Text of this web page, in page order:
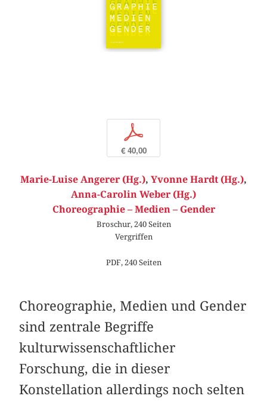
p
€ 40,00
Marie-Luise Angerer (Hg.), Yvonne Hardt (Hg.),
Anna-Carolin Weber (Hg.)
Choreographie – Medien – Gender
Broschur, 240 Seiten
Vergriffen
PDF, 240 Seiten
Choreographie, Medien und Gender
sind zentrale Begriffe
kulturwissenschaftlicher
Forschung, die in dieser
Konstellation allerdings noch selten